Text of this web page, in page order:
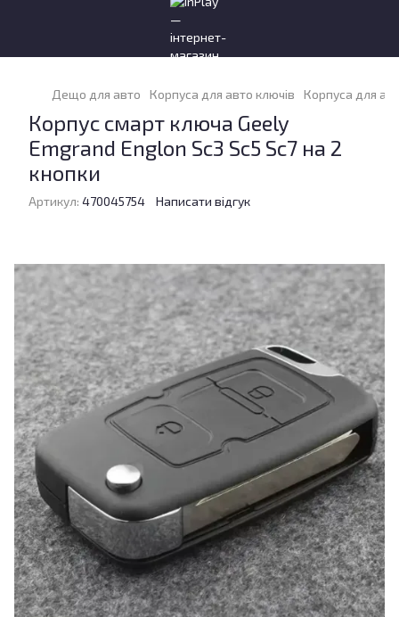
Дещо для авто Корпуса для авто ключів Корпуса для
Корпус смарт ключа Geely
Emgrand Englon Sc3 Sc5 Sc7 на 2
кнопки
Артикул: 470045754 Написати відгук